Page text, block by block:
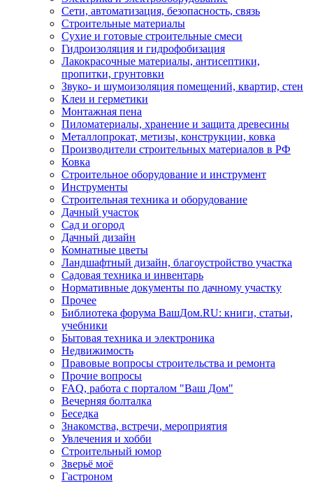
Сети, автоматизация, безопасность, связь
Строительные материалы
Сухие и готовые строительные смеси
Гидроизоляция и гидрофобизация
Лакокрасочные материалы, антисептики,
пропитки, грунтовки
Звуко- и шумоизоляция помещений, квартир, стен
Клеи и герметики
Монтажная пена
Пиломатериалы, хранение и защита древесины
Металлопрокат, метизы, конструкции, ковка
Производители строительных материалов в РФ
Ковка
Строительное оборудование и инструмент
Инструменты
Строительная техника и оборудование
Дачный участок
Сад и огород
Дачный дизайн
Комнатные цветы
Ландшафтный дизайн, благоустройство участка
Садовая техника и инвентарь
Нормативные документы по дачному участку
Прочее
Библиотека форума ВашДом.RU: книги, статьи,
учебники
Бытовая техника и электроника
Недвижимость
Правовые вопросы строительства и ремонта
Прочие вопросы
FAQ, работа с порталом "Ваш Дом"
Вечерняя болталка
Беседка
Знакомства, встречи, мероприятия
Увлечения и хобби
Строительный юмор
Зверьё моё
Гастроном